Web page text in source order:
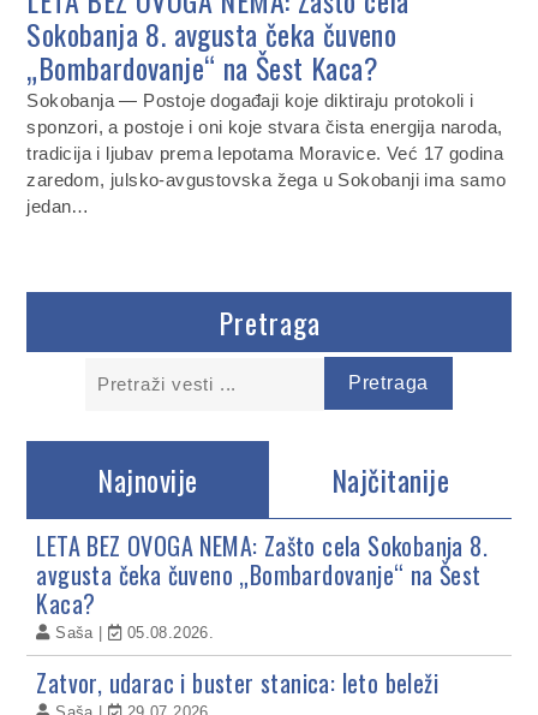
Sokobanja 8. avgusta čeka čuveno
„Bombardovanje“ na Šest Kaca?
Sokobanja — Postoje događaji koje diktiraju protokoli i
sponzori, a postoje i oni koje stvara čista energija naroda,
tradicija i ljubav prema lepotama Moravice. Već 17 godina
zaredom, julsko-avgustovska žega u Sokobanji ima samo
jedan…
Pretraga
Najnovije Najčitanije
LETA BEZ OVOGA NEMA: Zašto cela Sokobanja 8.
avgusta čeka čuveno „Bombardovanje“ na Šest
Kaca?
Saša 05.08.2026.
Zatvor, udarac i buster stanica: leto beleži